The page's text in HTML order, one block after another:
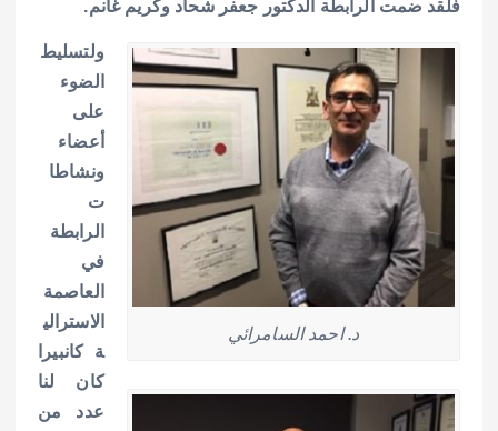
فلقد ضمت الرابطة الدكتور جعفر شحاد وكريم غانم.
د. احمد السامرائي
ولتسليط
الضوء
على
أعضاء
ونشاطا
ت
الرابطة
في
العاصمة
الاسترالي
ة كانبيرا
كان لنا
عدد من